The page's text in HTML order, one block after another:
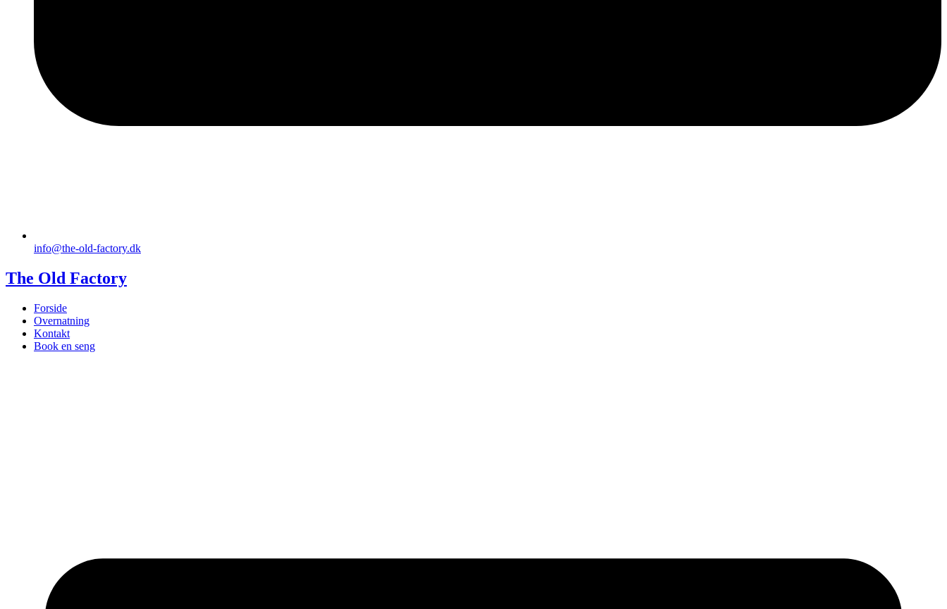
info@the-old-factory.dk
The Old Factory
Forside
Overnatning
Kontakt
Book en seng